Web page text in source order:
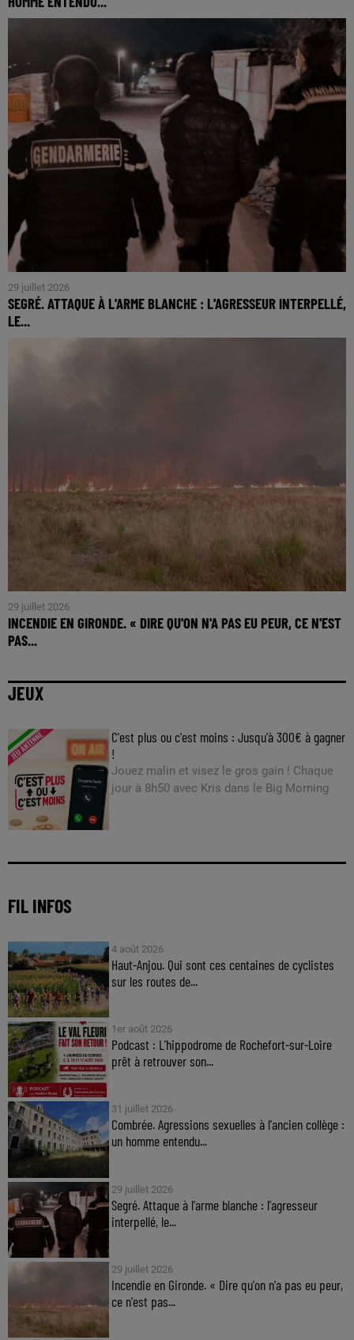
29 juillet 2026
SEGRÉ. ATTAQUE À L'ARME BLANCHE : L'AGRESSEUR INTERPELLÉ,
LE...
29 juillet 2026
INCENDIE EN GIRONDE. « DIRE QU'ON N'A PAS EU PEUR, CE N'EST
PAS...
JEUX
C'est plus ou c'est moins : Jusqu'à 300€ à gagner
!
Jouez malin et visez le gros gain ! Chaque
jour à 8h50 avec Kris dans le Big Morning
FIL INFOS
4 août 2026
Haut-Anjou. Qui sont ces centaines de cyclistes
sur les routes de...
1er août 2026
Podcast : L’hippodrome de Rochefort-sur-Loire
prêt à retrouver son...
31 juillet 2026
Combrée. Agressions sexuelles à l'ancien collège :
un homme entendu...
29 juillet 2026
Segré. Attaque à l'arme blanche : l'agresseur
interpellé, le...
29 juillet 2026
Incendie en Gironde. « Dire qu'on n'a pas eu peur,
ce n'est pas...